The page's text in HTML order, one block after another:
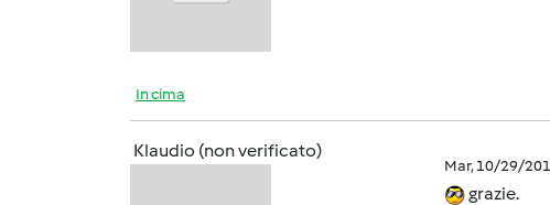
In cima
Klaudio (non verificato)
Mar, 10/29/
grazie.